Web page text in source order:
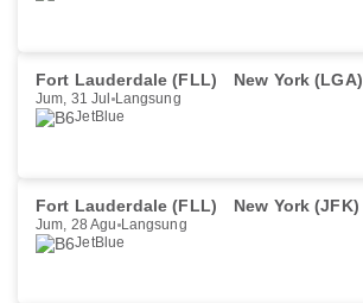
Fort Lauderdale (FLL) New York (LGA)
Jum, 31 Jul Langsung
JetBlue
Fort Lauderdale (FLL) New York (JFK)
Jum, 28 Agu Langsung
JetBlue